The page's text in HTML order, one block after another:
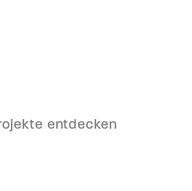
entdecken